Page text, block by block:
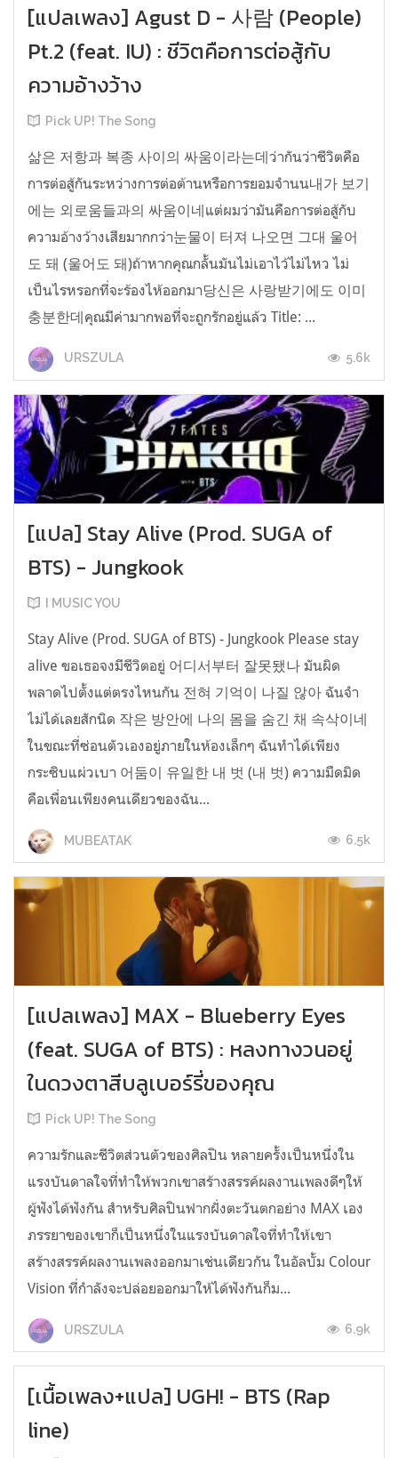
[แปลเพลง] Agust D - 사람 (People)
Pt.2 (feat. IU) : ชีวิตคือการต่อสู้กับ
ความอ้างว้าง
Pick UP! The Song
삶은 저항과 복종 사이의 싸움이라는데ว่ากันว่าชีวิตคือ
การต่อสู้กันระหว่างการต่อต้านหรือการยอมจำนน내가 보기
에는 외로움들과의 싸움이네แต่ผมว่ามันคือการต่อสู้กับ
ความอ้างว้างเสียมากกว่า눈물이 터져 나오면 그대 울어
도 돼 (울어도 돼)ถ้าหากคุณกลั้นมันไม่เอาไว้ไม่ไหว ไม่
เป็นไรหรอกที่จะร้องไห้ออกมา당신은 사랑받기에도 이미
충분한데คุณมีค่ามากพอที่จะถูกรักอยู่แล้ว Title: ...
URSZULA 5.6k
[แปล] Stay Alive (Prod. SUGA of
BTS) - Jungkook
I MUSIC YOU
Stay Alive (Prod. SUGA of BTS) - Jungkook Please stay
alive ขอเธอจงมีชีวิตอยู่ 어디서부터 잘못됐나 มันผิด
พลาดไปตั้งแต่ตรงไหนกัน 전혀 기억이 나질 않아 ฉันจำ
ไม่ได้เลยสักนิด 작은 방안에 나의 몸을 숨긴 채 속삭이네
ในขณะที่ซ่อนตัวเองอยู่ภายในห้องเล็กๆ ฉันทำได้เพียง
กระซิบแผ่วเบา 어둠이 유일한 내 벗 (내 벗) ความมืดมิด
คือเพื่อนเพียงคนเดียวของฉัน...
MUBEATAK 6.5k
[แปลเพลง] MAX - Blueberry Eyes
(feat. SUGA of BTS) : หลงทางวนอยู่
ในดวงตาสีบลูเบอร์รี่ของคุณ
Pick UP! The Song
ความรักและชีวิตส่วนตัวของศิลปิน หลายครั้งเป็นหนึ่งใน
แรงบันดาลใจที่ทำให้พวกเขาสร้างสรรค์ผลงานเพลงดีๆให้
ผู้ฟังได้ฟังกัน สำหรับศิลปินฟากฝั่งตะวันตกอย่าง MAX เอง
ภรรยาของเขาก็เป็นหนึ่งในแรงบันดาลใจที่ทำให้เขา
สร้างสรรค์ผลงานเพลงออกมาเช่นเดียวกัน ในอัลบั้ม Colour
Vision ที่กำลังจะปล่อยออกมาให้ได้ฟังกันก็ม...
URSZULA 6.9k
[เนื้อเพลง+แปล] UGH! - BTS (Rap
line)